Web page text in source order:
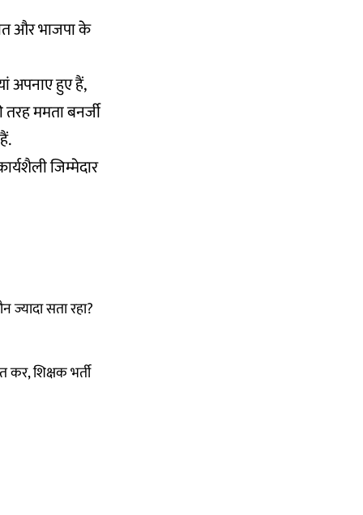
और भाजपा के
अपनाए हुए हैं,
ममता बनर्जी
जिम्मेदार
ज्यादा सता रहा?
कर, शिक्षक भर्ती